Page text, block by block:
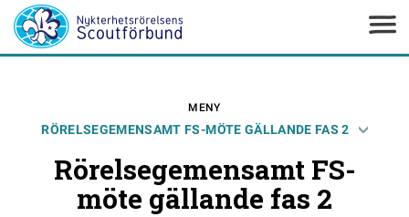
MENY
RÖRELSEGEMENSAMT FS-MÖTE GÄLLANDE FAS 2
Rörelsegemensamt FS-
möte gällande fas 2